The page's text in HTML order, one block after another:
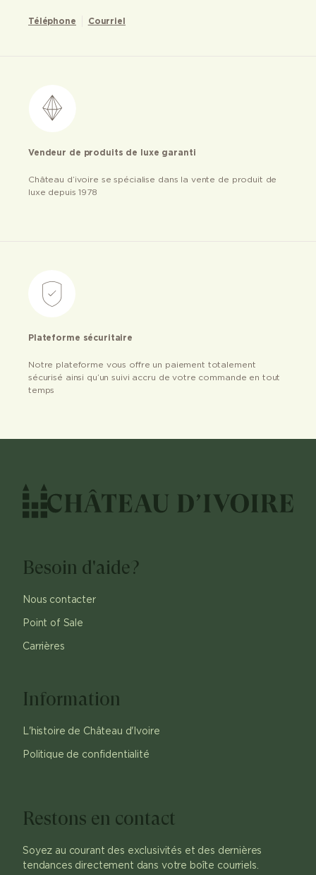
Téléphone Courriel
Vendeur de produits de luxe garanti
Château d’ivoire se spécialise dans la vente de produit de
luxe depuis 1978
Plateforme sécuritaire
Notre plateforme vous offre un paiement totalement
sécurisé ainsi qu’un suivi accru de votre commande en tout
temps
Besoin d'aide?
Nous contacter
Point of Sale
Carrières
Information
L'histoire de Château d'Ivoire
Politique de confidentialité
Restons en contact
Soyez au courant des exclusivités et des dernières
tendances directement dans votre boîte courriels.